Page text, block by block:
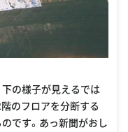
の様子が見えるでは
のフロアを分断する
です。あっ新聞がおし